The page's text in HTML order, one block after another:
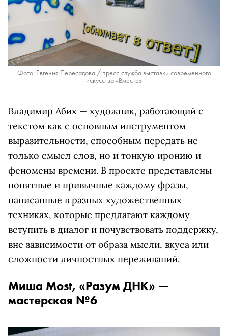
Фото: Евгения Пересадова / пресс-служба выставки современного
искусства «Вместе»
Владимир Абих — художник, работающий с
текстом как с основным инструментом
выразительности, способным передать не
только смысл слов, но и тонкую иронию и
феномены времени. В проекте представлены
понятные и привычные каждому фразы,
написанные в разных художественных
техниках, которые предлагают каждому
вступить в диалог и почувствовать поддержку,
вне зависимости от образа мысли, вкуса или
сложности личностных переживаний.
Миша Most, «Разум ДНК» —
мастерская №6